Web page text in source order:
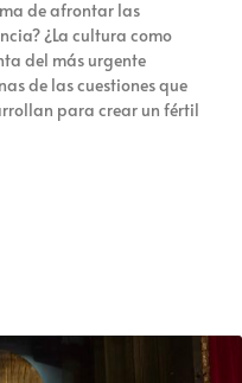
de afrontar las
¿La cultura como
del más urgente
de las cuestiones que
para crear un fértil